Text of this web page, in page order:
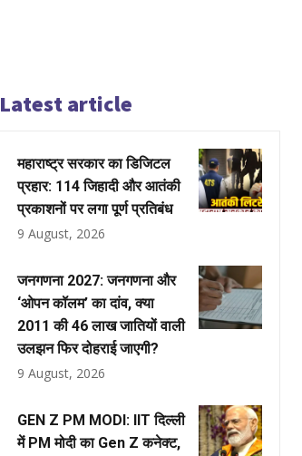
Latest article
महाराष्ट्र सरकार का डिजिटल
प्रहार: 114 जिहादी और आतंकी
प्रकाशनों पर लगा पूर्ण प्रतिबंध
9 August, 2026
जनगणना 2027: जनगणना और
‘ओपन कॉलम’ का दांव, क्या
2011 की 46 लाख जातियों वाली
उलझन फिर दोहराई जाएगी?
9 August, 2026
GEN Z PM MODI: IIT दिल्ली
में PM मोदी का Gen Z कनेक्ट,